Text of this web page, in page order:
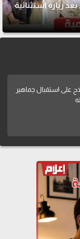
زيارة استثنائية
على استقبال جماهير